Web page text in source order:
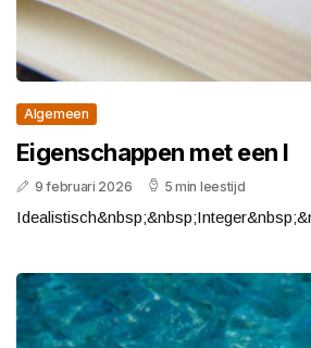
Algemeen
Eigenschappen met een I
9 februari 2026 5 min leestijd